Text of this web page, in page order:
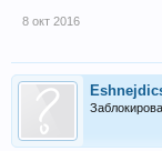
8 окт 2016